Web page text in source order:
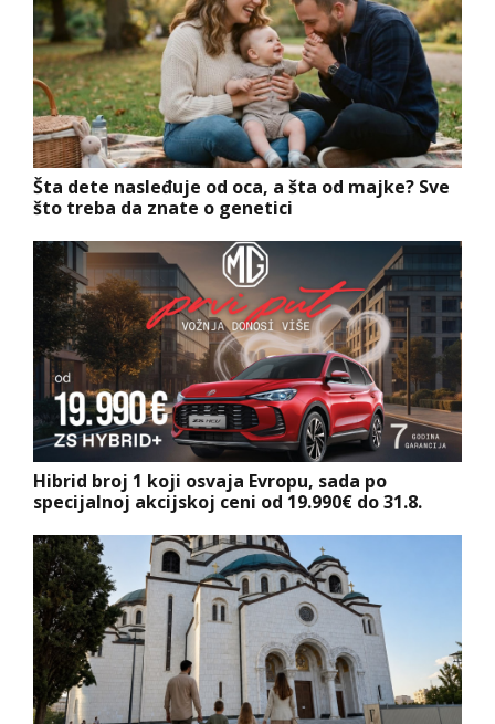
Šta dete nasleđuje od oca, a šta od majke? Sve
što treba da znate o genetici
Hibrid broj 1 koji osvaja Evropu, sada po
specijalnoj akcijskoj ceni od 19.990€ do 31.8.